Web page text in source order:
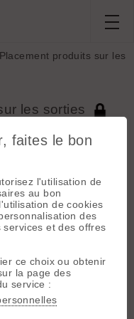
produits sur les
les sorties
Archives
faites le bon
l'utilisation de
au bon
de cookies
des
et des offres
ce choix ou obtenir
la page des
service :